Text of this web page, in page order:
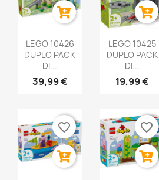
LEGO 10426
DUPLO PACK
DI...
39,99 €
LEGO 10425
DUPLO PACK
DI...
19,99 €
favorite_border favorite_border